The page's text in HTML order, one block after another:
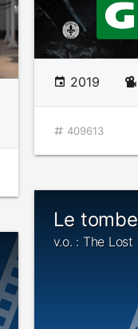
2019
409613
Le
v.o. : The